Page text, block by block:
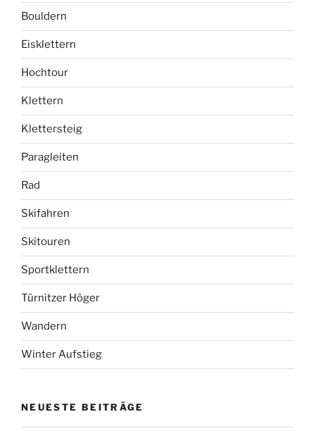
Bouldern
Eisklettern
Hochtour
Klettern
Klettersteig
Paragleiten
Rad
Skifahren
Skitouren
Sportklettern
Türnitzer Höger
Wandern
Winter Aufstieg
NEUESTE BEITRÄGE